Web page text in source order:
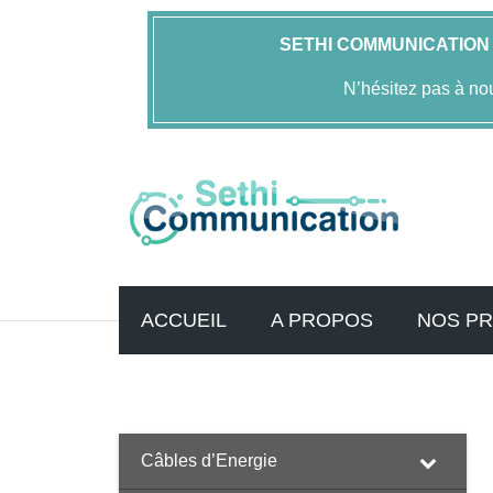
SETHI
N’hésitez pas à
ACCUEIL A PROPOS NOS
Accueil FOLAN Jarretières Optiques ST-PC/ST-PC
Câbles d’Energie